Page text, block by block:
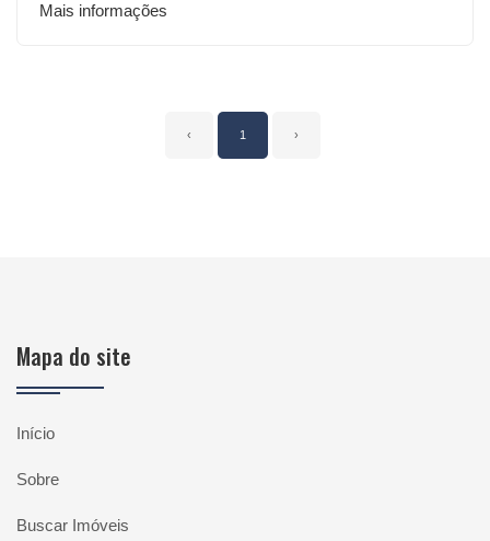
Mais informações
‹ 1 ›
Mapa do site
Início
Sobre
Buscar Imóveis